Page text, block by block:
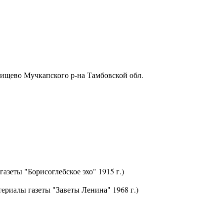
Мучкапского р-на Тамбовской обл.
"Борисоглебское эхо" 1915 г.)
газеты "Заветы Ленина" 1968 г.)